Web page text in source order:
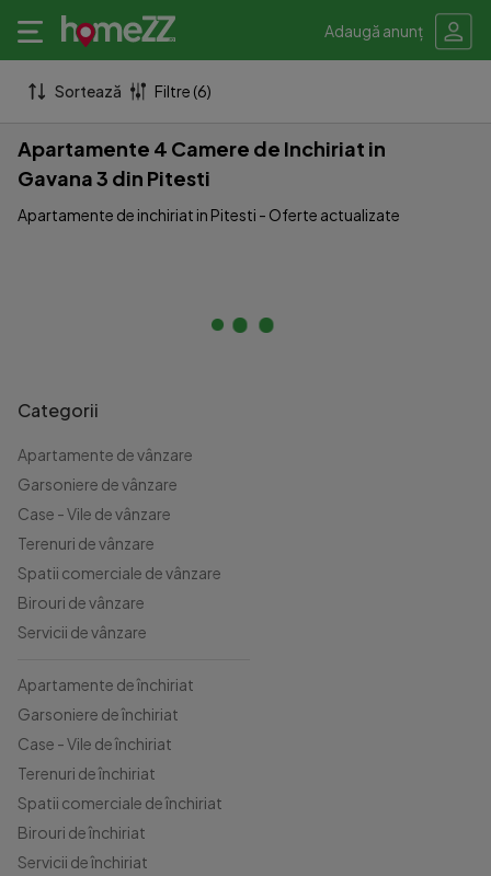
Adaugă anunț
Sortează Filtre (6)
Apartamente 4 Camere de Inchiriat in
Gavana 3 din Pitesti
Apartamente de inchiriat in Pitesti - Oferte actualizate
Categorii
Apartamente de vânzare
Garsoniere de vânzare
Case - Vile de vânzare
Terenuri de vânzare
Spatii comerciale de vânzare
Birouri de vânzare
Servicii de vânzare
Apartamente de închiriat
Garsoniere de închiriat
Case - Vile de închiriat
Terenuri de închiriat
Spatii comerciale de închiriat
Birouri de închiriat
Servicii de închiriat